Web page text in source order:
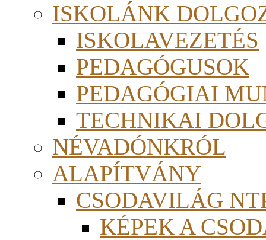
ISKOLÁNK
ISKOLAVEZETÉS
PEDAGÓGUSOK
PEDAGÓGIAI
TECHNIKAI
NÉVADÓNKRÓL
ALAPÍTVÁNY
CSODAVILÁG
KÉPEK A